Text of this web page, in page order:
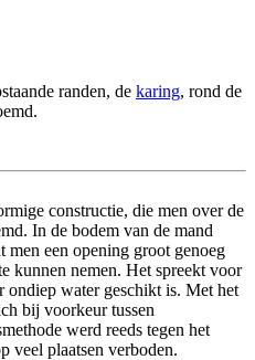
randen, de karing, rond de
constructie, die men over de
In de bodem van de mand
men een opening groot genoeg
kunnen nemen. Het spreekt voor
ondiep water geschikt is. Met het
bij voorkeur tussen
werd reeds tegen het
veel plaatsen verboden.